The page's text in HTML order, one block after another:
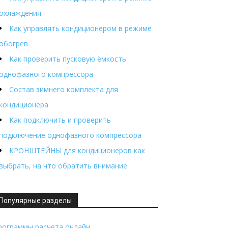
охлаждения
Как управлять кондиционером в режиме
обогрев
Как проверить пусковую ёмкость
однофазного компрессора
Состав зимнего комплекта для
Как подключить и проверить
однофазного компрессора
КРОНШТЕЙНЫ для кондиционеров как
на что обратить внимание
Популярные разделы